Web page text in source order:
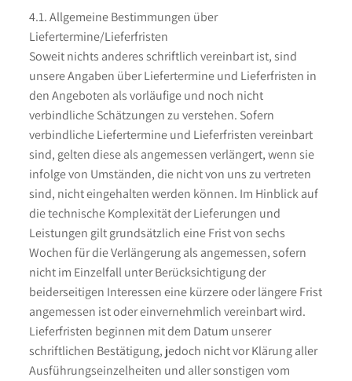
4.1. Allgemeine Bestimmungen über
Liefertermine/Lieferfristen
Soweit nichts anderes schriftlich vereinbart ist, sind
unsere Angaben über Liefertermine und Lieferfristen in
den Angeboten als vorläufige und noch nicht
verbindliche Schätzungen zu verstehen. Sofern
verbindliche Liefertermine und Lieferfristen vereinbart
sind, gelten diese als angemessen verlängert, wenn sie
infolge von Umständen, die nicht von uns zu vertreten
sind, nicht eingehalten werden können. Im Hinblick auf
die technische Komplexität der Lieferungen und
Leistungen gilt grundsätzlich eine Frist von sechs
Wochen für die Verlängerung als angemessen, sofern
nicht im Einzelfall unter Berücksichtigung der
beiderseitigen Interessen eine kürzere oder längere Frist
angemessen ist oder einvernehmlich vereinbart wird.
Lieferfristen beginnen mit dem Datum unserer
schriftlichen Bestätigung, jedoch nicht vor Klärung aller
Ausführungseinzelheiten und aller sonstigen vom